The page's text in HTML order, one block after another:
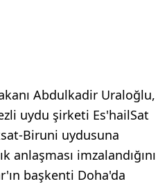
Abdulkadir Uraloğlu,
uydu şirketi Es'hailSat
Biruni uydusuna
imzalandığını
başkenti Doha'da